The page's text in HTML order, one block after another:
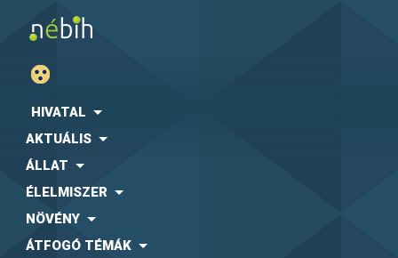
HIVATAL
AKTUÁLIS
ÁLLAT
ÉLELMISZER
NÖVÉNY
ÁTFOGÓ TÉMÁK